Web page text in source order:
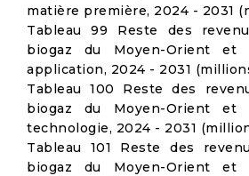
matière première, 2024 - 2031
Tableau 99 Reste des
biogaz du Moyen-Orient et
application, 2024 - 2031
Tableau 100 Reste des
biogaz du Moyen-Orient et
technologie, 2024 - 2031
Tableau 101 Reste des
biogaz du Moyen-Orient et